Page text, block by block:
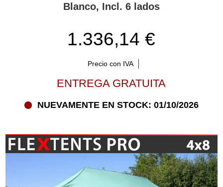
Blanco, Incl. 6 lados
1.336,14 €
Precio con IVA
ENTREGA GRATUITA
NUEVAMENTE EN STOCK: 01/10/2026